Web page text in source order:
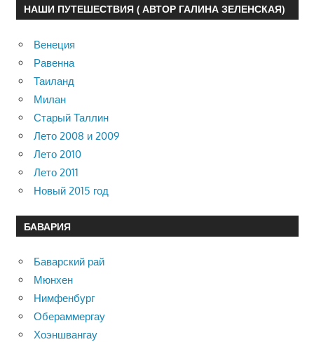
НАШИ ПУТЕШЕСТВИЯ ( АВТОР ГАЛИНА ЗЕЛЕНСКАЯ)
Венеция
Равенна
Таиланд
Милан
Старый Таллин
Лето 2008 и 2009
Лето 2010
Лето 2011
Новый 2015 год
БАВАРИЯ
Баварский рай
Мюнхен
Нимфенбург
Обераммергау
Хоэншвангау